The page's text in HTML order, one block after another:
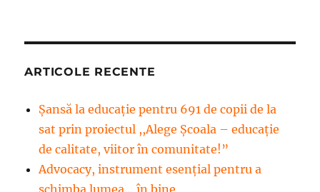
ARTICOLE RECENTE
Șansă la educație pentru 691 de copii de la
sat prin proiectul ,,Alege Școala – educație
de calitate, viitor în comunitate!”
Advocacy, instrument esenţial pentru a